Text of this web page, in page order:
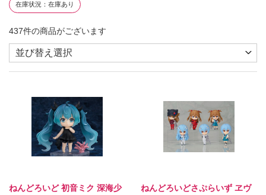
在庫状況 在庫あり
437件の商品がございます
ねんどろいど 初音ミク 深海少
ねんどろいどさぷらいず ヱヴ